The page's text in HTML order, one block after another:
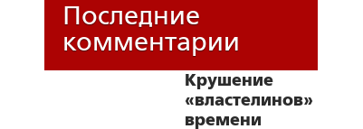
Последние
комментарии
Крушение
«властелинов»
времени